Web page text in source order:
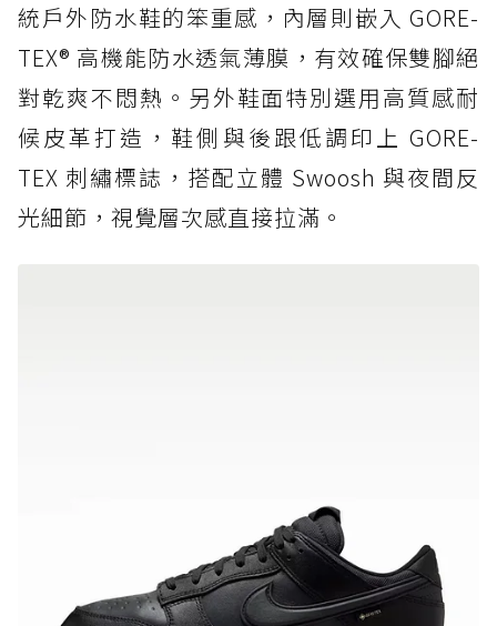
統戶外防水鞋的笨重感，內層則嵌入 GORE-
TEX® 高機能防水透氣薄膜，有效確保雙腳絕
對乾爽不悶熱。另外鞋面特別選用高質感耐
候皮革打造，鞋側與後跟低調印上 GORE-
TEX 刺繡標誌，搭配立體 Swoosh 與夜間反
光細節，視覺層次感直接拉滿。